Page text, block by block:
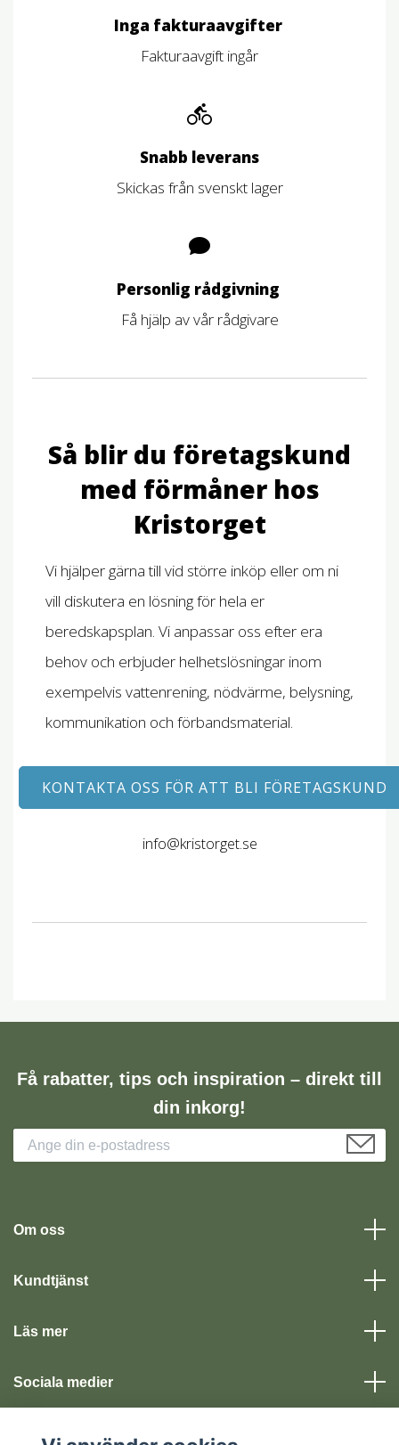
Inga fakturaavgifter
Fakturaavgift ingår
Snabb leverans
Skickas från svenskt lager
Personlig rådgivning
Få hjälp av vår rådgivare
Så blir du företagskund
med förmåner hos
Kristorget
Vi hjälper gärna till vid större inköp eller om ni
vill diskutera en lösning för hela er
beredskapsplan. Vi anpassar oss efter era
behov och erbjuder helhetslösningar inom
exempelvis vattenrening, nödvärme, belysning,
kommunikation och förbandsmaterial.
KONTAKTA OSS FÖR ATT BLI FÖRETAGSKUND
info@kristorget.se
Få rabatter, tips och inspiration – direkt till
din inkorg!
Om oss
Kundtjänst
Läs mer
Sociala medier